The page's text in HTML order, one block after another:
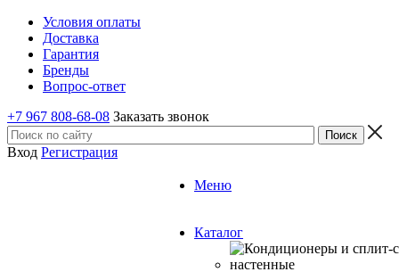
Условия оплаты
Доставка
Гарантия
Бренды
Вопрос-ответ
+7 967 808-68-08 Заказать звонок
Вход Регистрация
Меню
Каталог